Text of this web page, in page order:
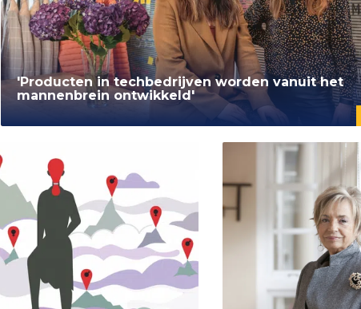
'Producten in techbedrijven worden vanuit het
mannenbrein ontwikkeld'